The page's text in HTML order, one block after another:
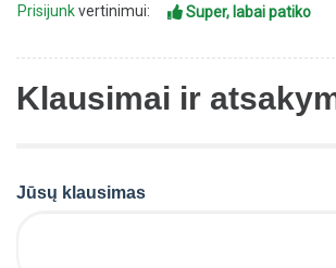
Prisijunkvertinimui: Super, labai patiko
Klausimai ir
Jūsų klausimas